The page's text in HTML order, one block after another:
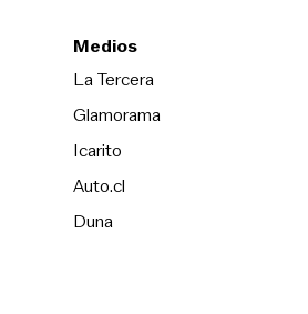
Medios
La TerceraOpens in new
Glamorama
Icarito
Auto.cl
DunaOpens in new window